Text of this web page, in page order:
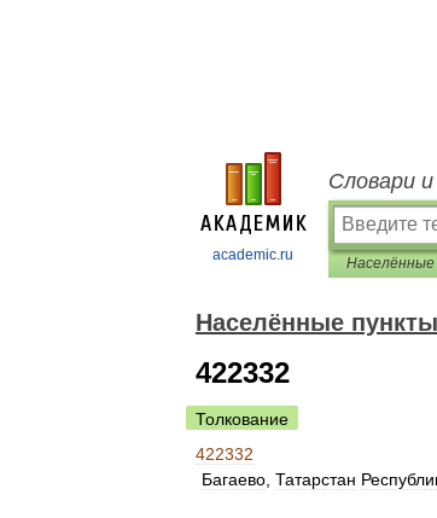
academic.ru
Словари
Населённые
422332
Толкование
422332
Багаево Татарстан